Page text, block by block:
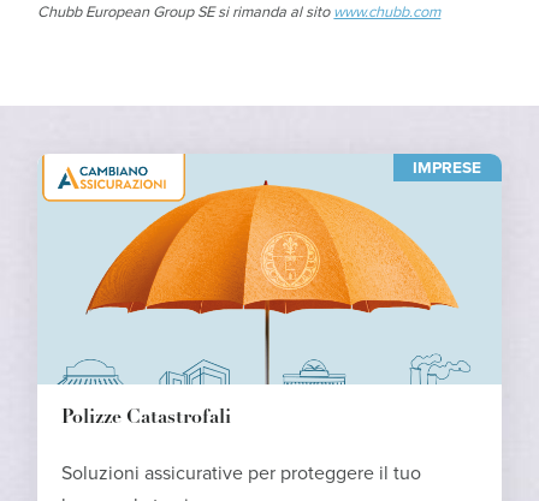
Chubb European Group SE si rimanda al sitowww.chubb.com
IMPRESE
Polizze Catastrofali
Soluzioni assicurative per proteggere il tuo